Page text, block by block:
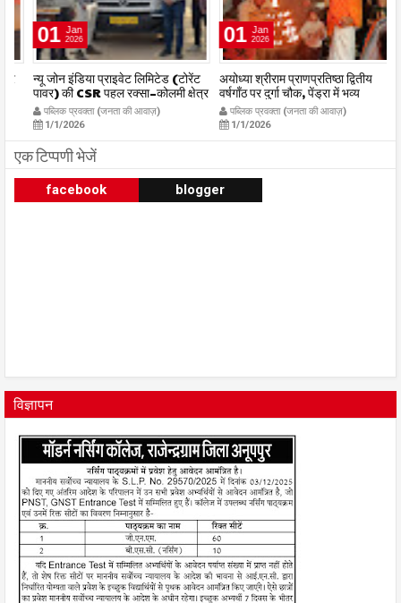
01 Jan
2026
न्यू जोन इंडिया प्राइवेट लिमिटेड (टोरेंट
पावर) की CSR पहल रक्सा–कोलमी क्षेत्र
में चलित अस्पताल एम्बुलेंस सेवा का
शुभारंभ publicpravakta.com
पब्लिक प्रवक्ता (जनता की आवाज़)
1/1/2026
01 Jan
2026
अयोध्या श्रीराम प्राणप्रतिष्ठा द्वितीय
वर्षगाँठ पर दुर्गा चौक, पेंड्रा में भव्य
महाआरती सम्पन्न
publicpravakta.com
पब्लिक प्रवक्ता (जनता की आवाज़)
1/1/2026
एक टिप्पणी भेजें
facebook blogger
विज्ञापन